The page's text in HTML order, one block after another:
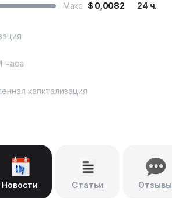
Макс $ 0,0082 24 ч.
часа
капитализация
Новости Статьи Отзывы